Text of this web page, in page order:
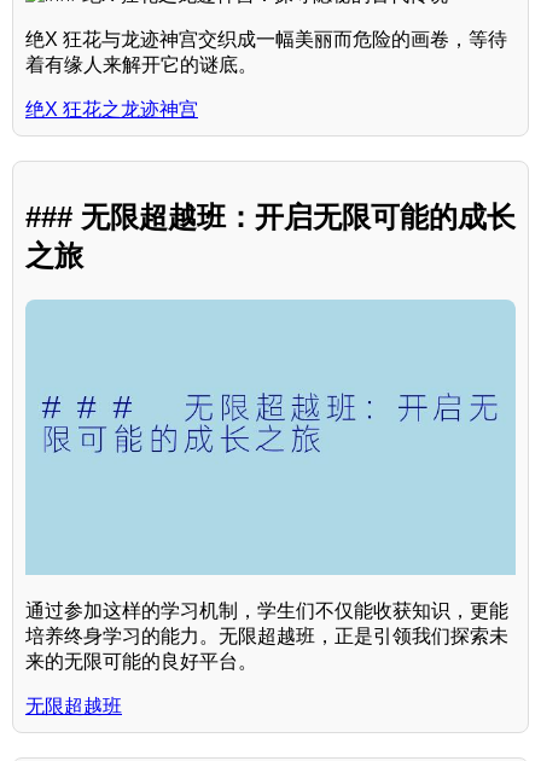
绝X 狂花与龙迹神宫交织成一幅美丽而危险的画卷，等待
着有缘人来解开它的谜底。
绝X 狂花之龙迹神宫
### 无限超越班：开启无限可能的成长
之旅
通过参加这样的学习机制，学生们不仅能收获知识，更能
培养终身学习的能力。无限超越班，正是引领我们探索未
来的无限可能的良好平台。
无限超越班